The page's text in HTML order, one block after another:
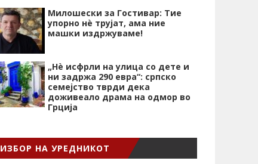
Милошески за Гостивар: Тие
упорно нѐ трујат, ама ние
машки издржуваме!
„Нѐ исфрли на улица со дете и
ни задржа 290 евра“: српско
семејство тврди дека
доживеало драма на одмор во
Грција
ИЗБОР НА УРЕДНИКОТ